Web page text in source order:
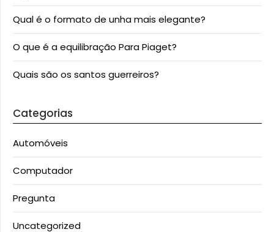
Qual é o formato de unha mais elegante?
O que é a equilibração Para Piaget?
Quais são os santos guerreiros?
Categorias
Automóveis
Computador
Pregunta
Uncategorized